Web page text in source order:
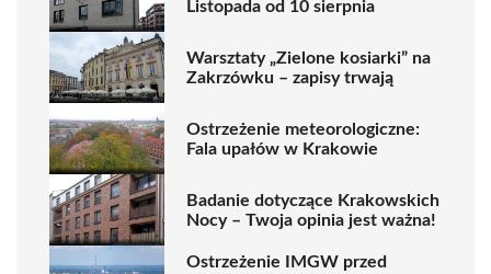
Listopada od 10 sierpnia
Warsztaty „Zielone kosiarki” na
Zakrzówku – zapisy trwają
Ostrzeżenie meteorologiczne:
Fala upałów w Krakowie
Badanie dotyczące Krakowskich
Nocy – Twoja opinia jest ważna!
Ostrzeżenie IMGW przed